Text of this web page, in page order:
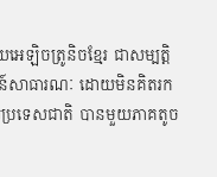
ឡិចត្រូនិចខ្មែរ ជាសម្បតិ្ត
ន៍សាធារណៈ ដោយមិនគិតរក
រទេសជាតិ បានមួយភាគតូច